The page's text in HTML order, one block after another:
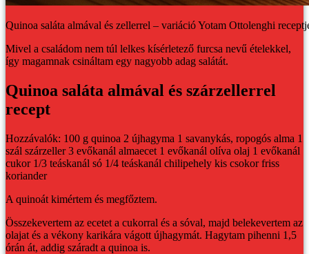
Quinoa saláta almával és zellerrel – variáció Yotam Ottolenghi
Mivel a családom nem túl lelkes kísérletező furcsa nevű ételekkel,
így magamnak csináltam egy nagyobb adag salátát.
Quinoa saláta almával és szárzellerrel
recept
Hozzávalók: 100 g quinoa 2 újhagyma 1 savanykás, ropogós alma 1
szál szárzeller3 evőkanál almaecet 1 evőkanál olíva olaj 1 evőkanál
cukor1/3 teáskanál só 1/4 teáskanál chilipehely kis csokor friss
koriander
A quinoát kimértem és megfőztem.
Összekevertem az ecetet a cukorral és a sóval, majd belekevertem az
olajat és a vékony karikára vágott újhagymát. Hagytam pihenni 1,5
órán át, addig száradt a quinoa is.